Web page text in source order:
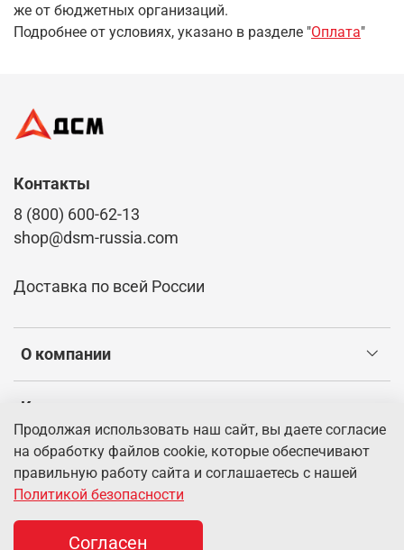
же от бюджетных организаций.
Подробнее от условиях, указано в разделе "Оплата"
О компании
Клиентам
Информация
Контакты
8 (800) 600-62-13
shop@dsm-russia.com
Доставка по всей России
© 2026 Интернет-магазин dsm-russia.com.
товарах, указанная на сайте, имеет справочный характер и не
Продолжая использовать наш сайт, вы даете согласие
на обработку файлов cookie, которые обеспечивают
правильную работу сайта и соглашаетесь с нашей
Политикой безопасности
Согласен